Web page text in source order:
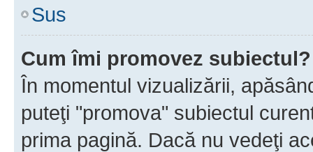
Sus
Cum îmi promovez subiectul?
În momentul vizualizării,
puteţi "promova" subiectul
prima pagină. Dacă nu vedeţi